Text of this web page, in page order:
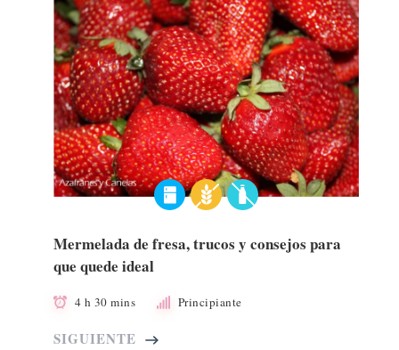
Mermelada de fresa, trucos y consejos para
que quede ideal
4 h 30 mins Principiante
SIGUIENTE